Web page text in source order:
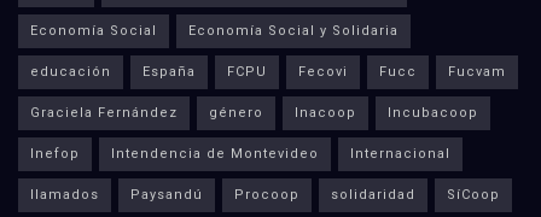
Economía Social Economía Social y Solidaria
educación España FCPU Fecovi Fucc Fucvam
Graciela Fernández género Inacoop Incubacoop
Inefop Intendencia de Montevideo Internacional
llamados Paysandú Procoop solidaridad SíCoop